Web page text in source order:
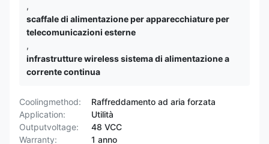
,
scaffale di alimentazione per apparecchiature per
telecomunicazioni esterne
,
infrastrutture wireless sistema di alimentazione a
corrente continua
Coolingmethod:
Raffreddamento ad aria forzata
Application:
Utilità
Outputvoltage:
48 VCC
Warranty:
1 anno